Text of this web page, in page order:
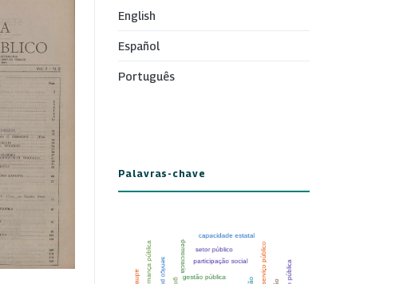
English
Español
Português
Palavras-chave